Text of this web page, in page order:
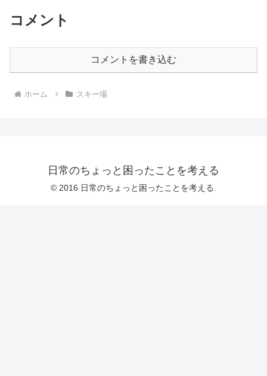
コメント
コメントを書き込む
ホーム スキー場
日常のちょっと困ったことを考える
© 2016 日常のちょっと困ったことを考える.